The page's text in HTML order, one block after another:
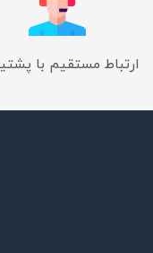
ارتباط مستقیم با